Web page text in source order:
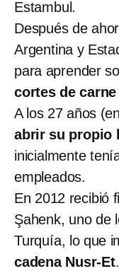
Estambul.
Después de
Argentina y
para aprender
cortes de carne
A los 27 años
abrir su propio
inicialmente
empleados.
En 2012 recibió
Şahenk, uno de
Turquía, lo que
cadena Nusr-Et.